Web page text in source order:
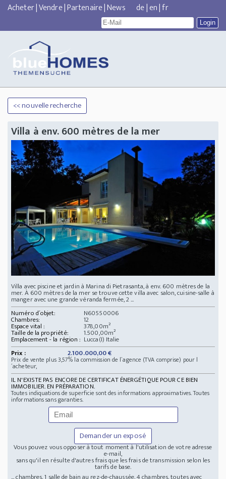
Acheter|Vendre|Partenaire|News de|en|fr
<< nouvelle recherche
Villa à env. 600 mètres de la mer
Villa avec piscine et jardin à Marina di Pietrasanta, à env. 600 mètres de la
mer. À 600 mètres de la mer se trouve cette villa avec salon, cuisine-salle à
manger avec une grande véranda fermée, 2 ...
Numéro d´objet:
N60550006
Chambres: 12
Espace vital : 378,00m²
Taille de la propriété: 1.500,00m²
Emplacement - la région : Lucca(I) Italie
Prix :
2.100.000,00 €
Prix de vente plus 3,57% la commission de l´agence (TVA comprise) pour l
´acheteur,
IL N'EXISTE PAS ENCORE DE CERTIFICAT ÉNERGÉTIQUE POUR CE BIEN
IMMOBILIER. EN PRÉPARATION.
Toutes indiquations de superficie sont des informations approximatives. Toutes
informations sans garanties.
Demander un exposé
Vous pouvez vous opposer à tout moment à l'utilisation de votre adresse
e-mail,
sans qu'il en résulte d'autres frais que les frais de transmission selon les
tarifs de base.